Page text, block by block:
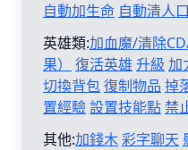
自動加生命 自動清人口
英雄類:加血魔/清除
果）
復活英雄 升級 加
切換背包復制物品 掉
置經驗設置技能點禁
其他:加錢木彩字聊天